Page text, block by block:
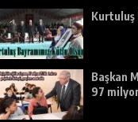
Kurtuluş
Başkan
97